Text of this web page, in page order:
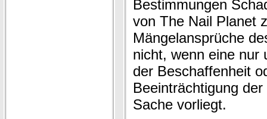
Bestimmungen
von The Nail Planet
Mängelansprüche
nicht, wenn eine nur
der Beschaffenheit
Beeinträchtigung
Sache vorliegt.